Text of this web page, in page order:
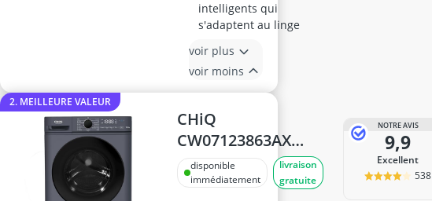
intelligents qui
s'adaptent au linge
voir plus
voir moins
2. MEILLEURE VALEUR
CHiQ
CW07123863AX
Lave-linge hublot
7kg
disponible
immédiatement
livraison
gratuite
NOTRE AVIS
9,9
Excellent
538